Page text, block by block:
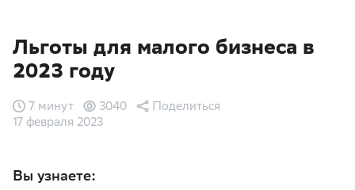
Льготы для малого бизнеса в
2023 году
17 февраля 2023
7 минут 3040 Поделиться
Вы узнаете: